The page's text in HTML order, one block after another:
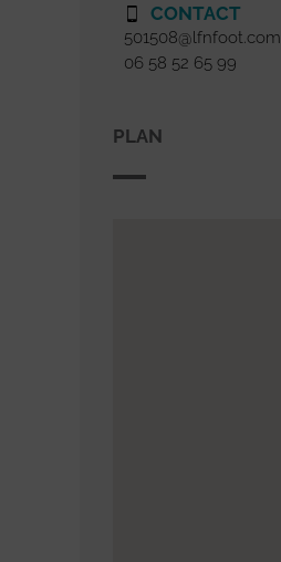
CONTACT
501508@lfnfoot.com
06 58 52 65 99
PLAN